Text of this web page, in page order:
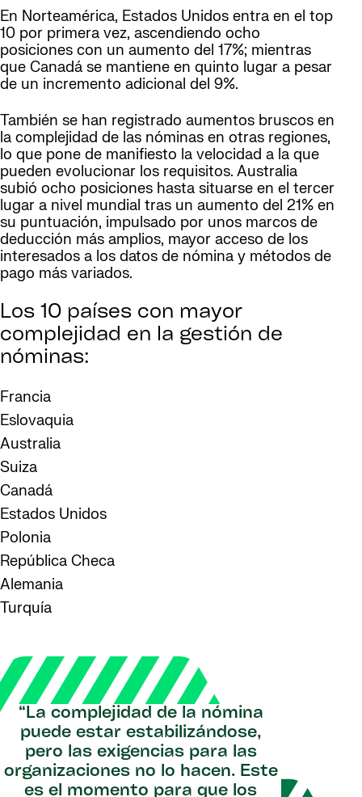
En Norteamérica, Estados Unidos entra en el top
10 por primera vez, ascendiendo ocho
posiciones con un aumento del 17%; mientras
que Canadá se mantiene en quinto lugar a pesar
de un incremento adicional del 9%.
También se han registrado aumentos bruscos en
la complejidad de las nóminas en otras regiones,
lo que pone de manifiesto la velocidad a la que
pueden evolucionar los requisitos. Australia
subió ocho posiciones hasta situarse en el tercer
lugar a nivel mundial tras un aumento del 21% en
su puntuación, impulsado por unos marcos de
deducción más amplios, mayor acceso de los
interesados a los datos de nómina y métodos de
pago más variados.
Los 10 países con mayor
complejidad en la gestión de
nóminas:
Francia
Eslovaquia
Australia
Suiza
Canadá
Estados Unidos
Polonia
República Checa
Alemania
Turquía
“La complejidad de la nómina
puede estar estabilizándose,
pero las exigencias para las
organizaciones no lo hacen. Este
es el momento para que los